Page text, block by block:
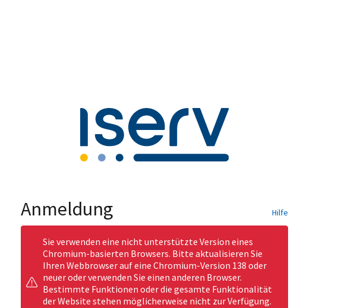
Anmeldung Hilfe
Sie verwenden eine nicht unterstützte Version eines
Chromium-basierten Browsers. Bitte aktualisieren Sie
Ihren Webbrowser auf eine Chromium-Version 138 oder
neuer oder verwenden Sie einen anderen Browser.
Bestimmte Funktionen oder die gesamte Funktionalität
der Website stehen möglicherweise nicht zur Verfügung.